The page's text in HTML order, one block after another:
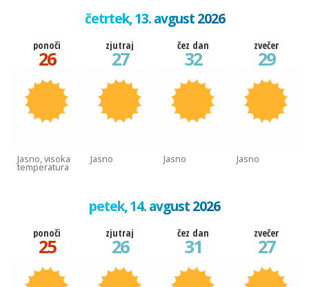
četrtek, 13. avgust 2026
ponoči
26
Jasno, visoka
temperatura
zjutraj
27
Jasno
čez dan
32
Jasno
zvečer
29
Jasno
petek, 14. avgust 2026
ponoči
25
zjutraj
26
čez dan
31
zvečer
27